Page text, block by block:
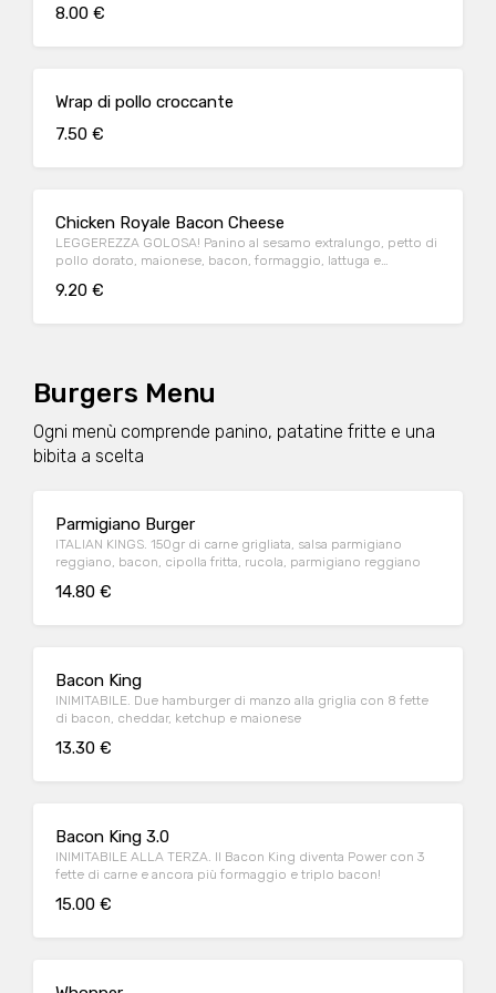
8.00 €
Wrap di pollo croccante
7.50 €
Chicken Royale Bacon Cheese
LEGGEREZZA GOLOSA! Panino al sesamo extralungo, petto di
pollo dorato, maionese, bacon, formaggio, lattuga e
9.20 €
Burgers Menu
Ogni menù comprende panino, patatine fritte e una
bibita a scelta
Parmigiano Burger
ITALIAN KINGS. 150gr di carne grigliata, salsa parmigiano
reggiano, bacon, cipolla fritta, rucola, parmigiano reggiano
14.80 €
Bacon King
INIMITABILE. Due hamburger di manzo alla griglia con 8 fette
di bacon, cheddar, ketchup e maionese
13.30 €
Bacon King 3.0
INIMITABILE ALLA TERZA. Il Bacon King diventa Power con 3
fette di carne e ancora più formaggio e triplo bacon!
15.00 €